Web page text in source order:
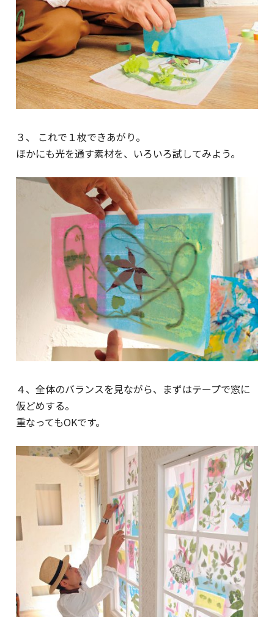
３、 これで１枚できあがり。
ほかにも光を通す素材を、いろいろ試してみよう。
４、全体のバランスを見ながら、まずはテープで窓に
仮どめする。
重なってもOKです。